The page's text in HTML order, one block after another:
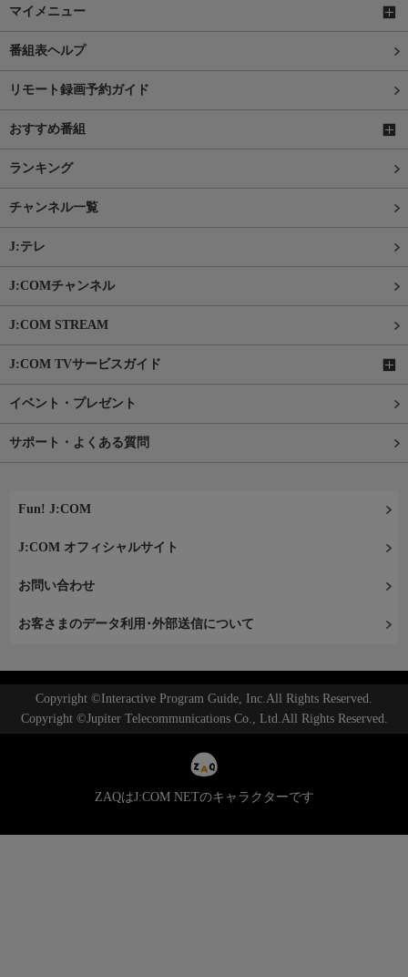
マイメニュー
番組表ヘルプ
リモート録画予約ガイド
おすすめ番組
ランキング
チャンネル一覧
J:テレ
J:COMチャンネル
J:COM STREAM
J:COM TVサービスガイド
イベント・プレゼント
サポート・よくある質問
Fun! J:COM
J:COM オフィシャルサイト
お問い合わせ
お客さまのデータ利用･外部送信について
Copyright ©Interactive Program Guide, Inc.All Rights Reserved.
Copyright ©Jupiter Telecommunications Co., Ltd.All Rights Reserved.
ZAQはJ:COM NETのキャラクターです